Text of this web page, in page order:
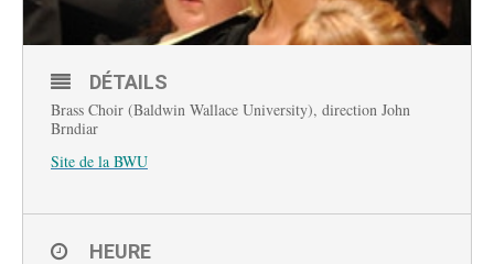
DÉTAILS
Brass Choir (Baldwin Wallace University), direction John
Brndiar
Site de la BWU
HEURE